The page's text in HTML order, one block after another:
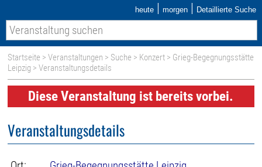
heute | morgen | Detaillierte Suche
Startseite >Veranstaltungen > Suche > Konzert > Grieg-Begegnungsstätte
Leipzig > Veranstaltungsdetails
Diese Veranstaltung ist bereits vorbei.
Veranstaltungsdetails